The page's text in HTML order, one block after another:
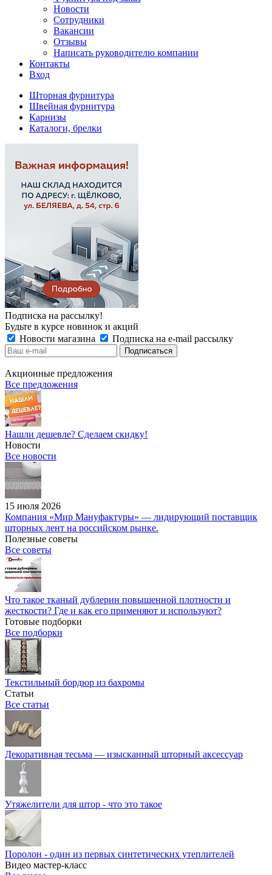
Новости
Сотрудники
Вакансии
Отзывы
Написать руководителю компании
Контакты
Вход
Шторная фурнитура
Швейная фурнитура
Карнизы
Каталоги, брелки
Подписка на рассылку!
Будьте в курсе новинок и акций
Новости магазина
Подписка на e-mail рассылку
Акционные предложения
Все предложения
Нашли дешевле? Сделаем скидку!
Новости
Все новости
15 июля 2026
Компания «Мир Мануфактуры» — лидирующий поставщик
шторных лент на российском рынке.
Полезные советы
Все советы
Что такое тканый дублерин повышенной плотности и
жесткости? Где и как его применяют и используют?
Готовые подборки
Все подборки
Текстильный бордюр из бахромы
Статьи
Все статьи
Декоративная тесьма — изысканный шторный аксессуар
Утяжелители для штор - что это такое
Поролон - один из первых синтетических утеплителей
Видео мастер-класс